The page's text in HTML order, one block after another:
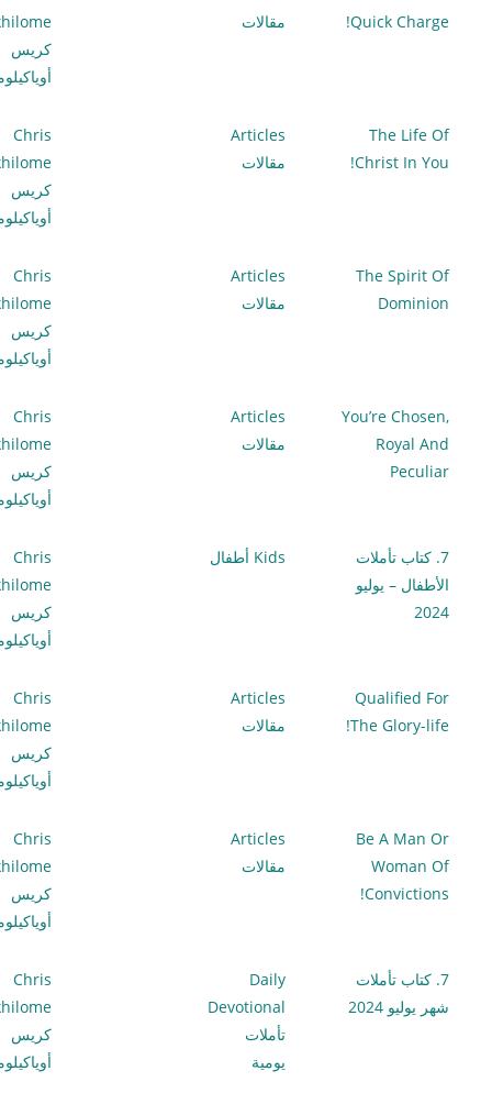
Quick Charge!
مقالات
كريس
The Life Of
Christ In You!
Articles
مقالات
Chris
كريس
The Spirit Of
Dominion
Articles
مقالات
Chris
كريس
You’re Chosen,
Royal And
Peculiar
Articles
مقالات
Chris
كريس
7. كتاب تأملات
الأطفال – يوليو
2024
Kids أطفال
Chris
كريس
Qualified For
The Glory-life!
Articles
مقالات
Chris
كريس
Be A Man Or
Woman Of
Convictions!
Articles
مقالات
Chris
كريس
7. كتاب تأملات
شهر يوليو 2024
Daily
Devotional
تأملات
يومية
Chris
كريس